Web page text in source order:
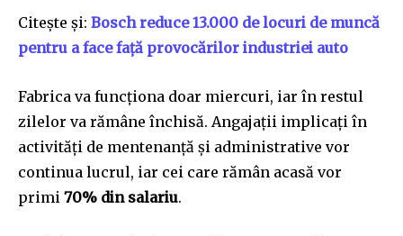
Citește și: Bosch reduce 13.000 de locuri de muncă
pentru a face față provocărilor industriei auto
Fabrica va funcționa doar miercuri, iar în restul
zilelor va rămâne închisă. Angajații implicați în
activități de mentenanță și administrative vor
continua lucrul, iar cei care rămân acasă vor
primi 70% din salariu.